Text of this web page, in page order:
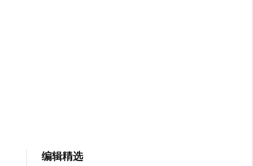
编辑精选